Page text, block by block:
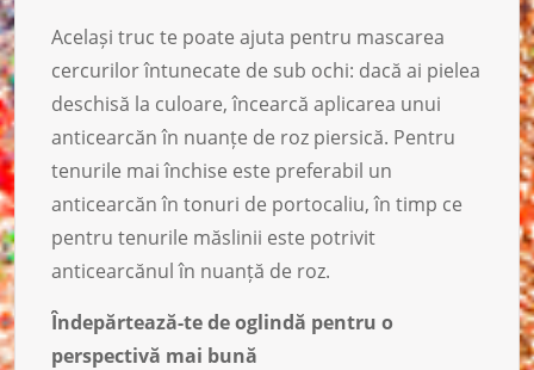
Același truc te poate ajuta pentru mascarea
cercurilor întunecate de sub ochi: dacă ai pielea
deschisă la culoare, încearcă aplicarea unui
anticearcăn în nuanțe de roz piersică. Pentru
tenurile mai închise este preferabil un
anticearcăn în tonuri de portocaliu, în timp ce
pentru tenurile măslinii este potrivit
anticearcănul în nuanță de roz.
Îndepărtează-te de oglindă pentru o
perspectivă mai bună